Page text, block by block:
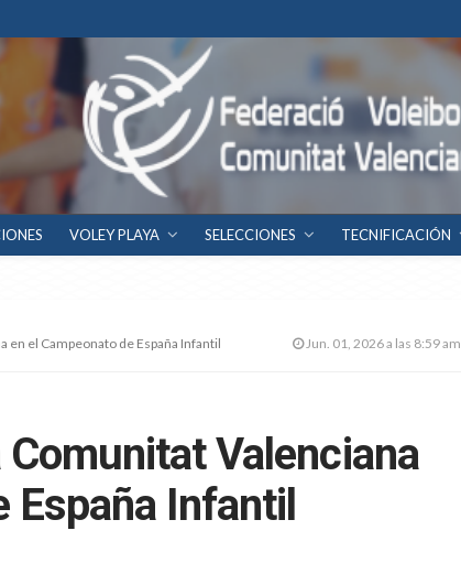
VOLEY PLAYA SELECCIONES TECNIFICACIÓN
en el Campeonato de España Infantil Jun. 01, 2026 a las 8:59 am
Valenciana
España Infantil